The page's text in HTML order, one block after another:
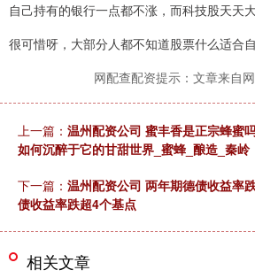
自己持有的银行一点都不涨，而科技股天天
很可惜呀，大部分人都不知道股票什么适合
网配查配资提示：文章来自
上一篇： 温州配资公司 蜜丰香是正宗蜂蜜
如何沉醉于它的甘甜世界_蜜蜂_酿造_秦岭
下一篇： 温州配资公司 两年期德债收益率
债收益率跌超4个基点
相关文章